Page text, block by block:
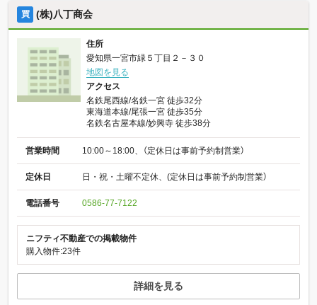
買 (株)八丁商会
住所
愛知県一宮市緑５丁目２－３０
地図を見る
アクセス
名鉄尾西線/名鉄一宮 徒歩32分
東海道本線/尾張一宮 徒歩35分
名鉄名古屋本線/妙興寺 徒歩38分
営業時間 10:00～18:00、（定休日は事前予約制営業）
定休日 日・祝・土曜不定休、(定休日は事前予約制営業）
電話番号 0586-77-7122
ニフティ不動産での掲載物件
購入物件:23件
詳細を見る